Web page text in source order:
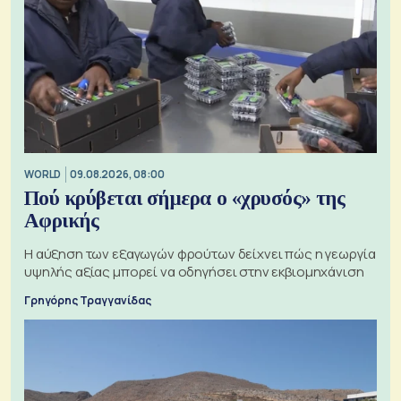
WORLD 09.08.2026, 08:00
Πού κρύβεται σήμερα ο «χρυσός» της
Αφρικής
Η αύξηση των εξαγωγών φρούτων δείχνει πώς η γεωργία
υψηλής αξίας μπορεί να οδηγήσει στην εκβιομηχάνιση
Γρηγόρης Τραγγανίδας